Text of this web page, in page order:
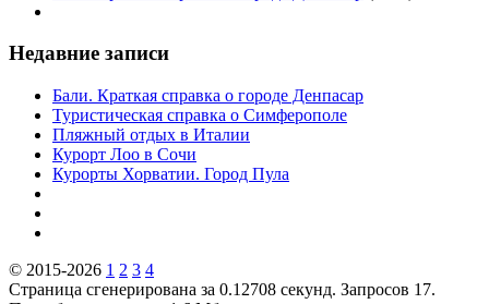
Недавние записи
Бали. Краткая справка о городе Денпасар
Туристическая справка о Симферополе
Пляжный отдых в Италии
Курорт Лоо в Сочи
Курорты Хорватии. Город Пула
© 2015-2026 1 2 3 4
Страница сгенерирована за 0.12708 секунд. Запросов 17.